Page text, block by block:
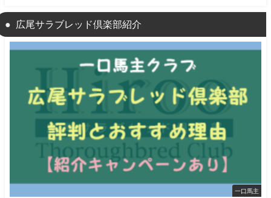
広尾サラブレッド倶楽部紹介
一口馬主